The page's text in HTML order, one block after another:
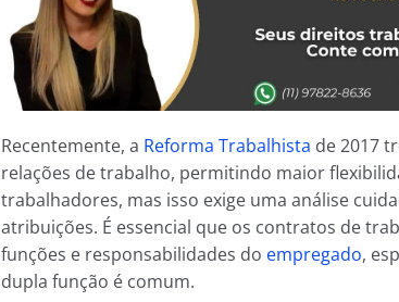
Recentemente, a Reforma Trabalhista de 2017
relações de trabalho, permitindo maior
trabalhadores, mas isso exige uma análise
atribuições. É essencial que os contratos de
funções e responsabilidades do empregado,
dupla função é comum.